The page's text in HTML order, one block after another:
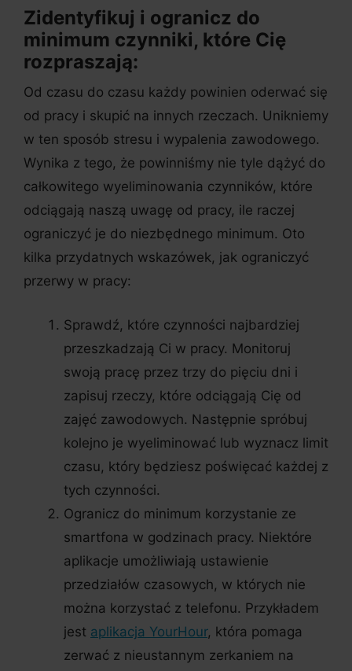
Zidentyfikuj i ogranicz do
minimum czynniki, które Cię
rozpraszają:
Od czasu do czasu każdy powinien oderwać się
od pracy i skupić na innych rzeczach. Unikniemy
w ten sposób stresu i wypalenia zawodowego.
Wynika z tego, że powinniśmy nie tyle dążyć do
całkowitego wyeliminowania czynników, które
odciągają naszą uwagę od pracy, ile raczej
ograniczyć je do niezbędnego minimum. Oto
kilka przydatnych wskazówek, jak ograniczyć
przerwy w pracy:
Sprawdź, które czynności najbardziej
przeszkadzają Ci w pracy. Monitoruj
swoją pracę przez trzy do pięciu dni i
zapisuj rzeczy, które odciągają Cię od
zajęć zawodowych. Następnie spróbuj
kolejno je wyeliminować lub wyznacz limit
czasu, który będziesz poświęcać każdej z
tych czynności.
Ogranicz do minimum korzystanie ze
smartfona w godzinach pracy. Niektóre
aplikacje umożliwiają ustawienie
przedziałów czasowych, w których nie
można korzystać z telefonu. Przykładem
jest aplikacja YourHour, która pomaga
zerwać z nieustannym zerkaniem na